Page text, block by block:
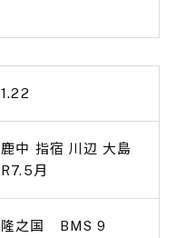
1.22
鹿中 指宿 川辺 大島
R7.5月
隆之国 BMS 9